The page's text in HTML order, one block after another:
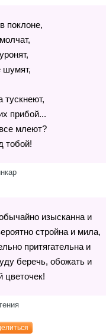
поклоне,
шумят,
тускнеют,
прибой...
млеют?
тобой!
изысканна и
стройна и мила,
притягательна и
беречь, обожать и
цветочек!